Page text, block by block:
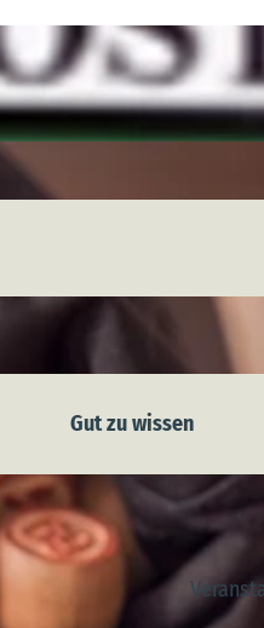
Gut zu wissen